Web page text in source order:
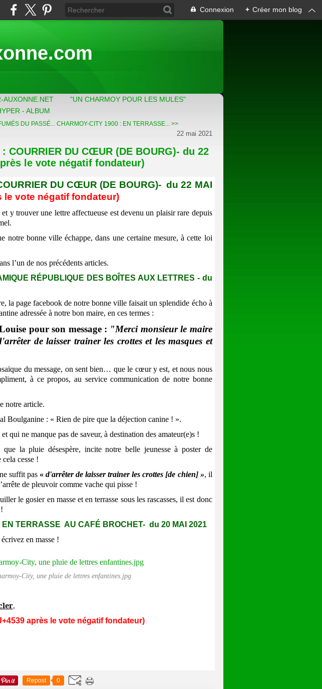
Connexion + Créer mon blog
AUXONNE.NET
"UN CHARMOY POUR LES MULES"
- ALBUM
DU PASSÉ... CHARMOY-CITY 1900 : EN TERRASSE... >>
22 mai 2021
: COURRIER DU CŒUR (DE BOURG)- du 22
le vote négatif fondateur)
DU CŒUR (DE BOURG)- du 22 MAI
le vote négatif fondateur)
y trouver une lettre affectueuse est devenu un plaisir rare depuis
bonne ville échappe, dans une certaine mesure, à cette loi
l’un de nos précédents articles.
RÉPUBLIQUE DES BOÎTES AUX LETTRES - du
la page facebook de notre bonne ville faisait un splendide écho à
adressée à notre bon maire, en ces termes :
pour son message : "Merci monsieur le maire
de laisser trainer les crottes et les masques et
du message, on sent bien… que le cœur y est, et nous nous
à ce propos, au service communication de notre bonne
notre article.
Boulganine : « Rien de pire que la déjection canine ! ».
qui ne manque pas de saveur, à destination des amateur(e)s !
la pluie désespère, incite notre belle jeunesse à poster de
cesse !
suffit pas « d'arrêter de laisser trainer les crottes [de chien] », il
de pleuvoir comme vache qui pisse !
le gosier en masse et en terrasse sous les rascasses, il est donc
EN TERRASSE AU CAFÉ BROCHET- du 20 MAI 2021
en masse !
City, une pluie de lettres enfantines.jpg
,
après le vote négatif fondateur)
Repost 0